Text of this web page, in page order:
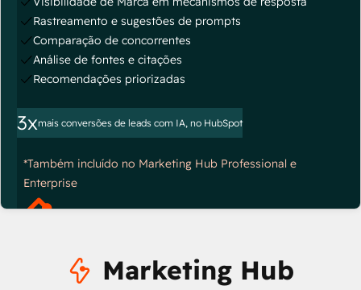
Rastreamento e sugestões de prompts
Comparação de concorrentes
Análise de fontes e citações
Recomendações priorizadas
3xmais conversões de leads com IA, no HubSpot
*Também incluído no Marketing Hub Professional e
Enterprise
Marketing Hub